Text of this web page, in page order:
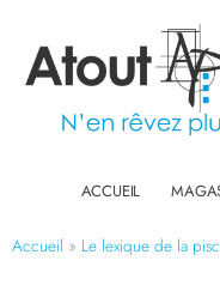
ACCUEIL
Accueil » Le lexique de la